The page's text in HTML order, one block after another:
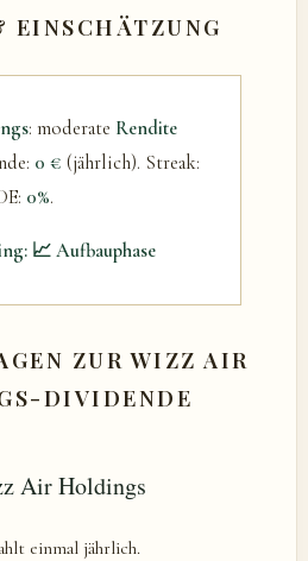
EINSCHÄTZUNG
: moderate Rendite
0 € (jährlich). Streak:
0%.
📈 Aufbauphase
ZUR WIZZ AIR
DIVIDENDE
Air Holdings
einmal jährlich.